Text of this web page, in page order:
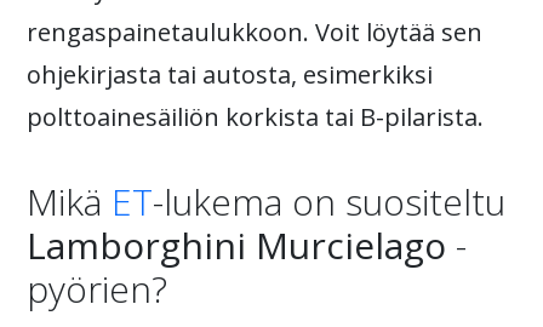
rengaspainetaulukkoon. Voit löytää sen
ohjekirjasta tai autosta, esimerkiksi
polttoainesäiliön korkista tai B-pilarista.
Mikä ET-lukema on suositeltu
Lamborghini Murcielago -
pyörien?